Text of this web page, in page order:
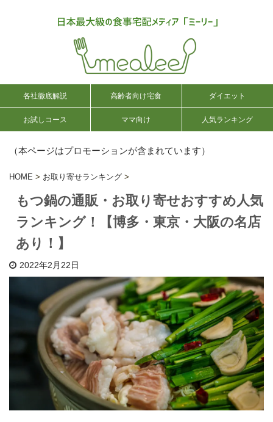
各社徹底解説 高齢者向け宅食 ダイエット
お試しコース ママ向け 人気ランキング
（本ページはプロモーションが含まれています）
HOME > お取り寄せランキング >
もつ鍋の通販・お取り寄せおすすめ人気
ランキング！【博多・東京・大阪の名店
あり！】
2022年2月22日